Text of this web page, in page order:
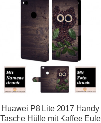
Huawei P8 Lite 2017 Handy
Tasche Hülle mit Kaffee Eule